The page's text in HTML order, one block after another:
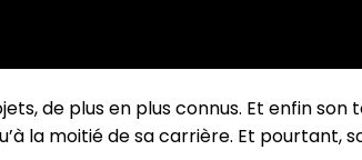
de plus en plus connus. Et enfin son
la moitié de sa carrière. Et pourtant,